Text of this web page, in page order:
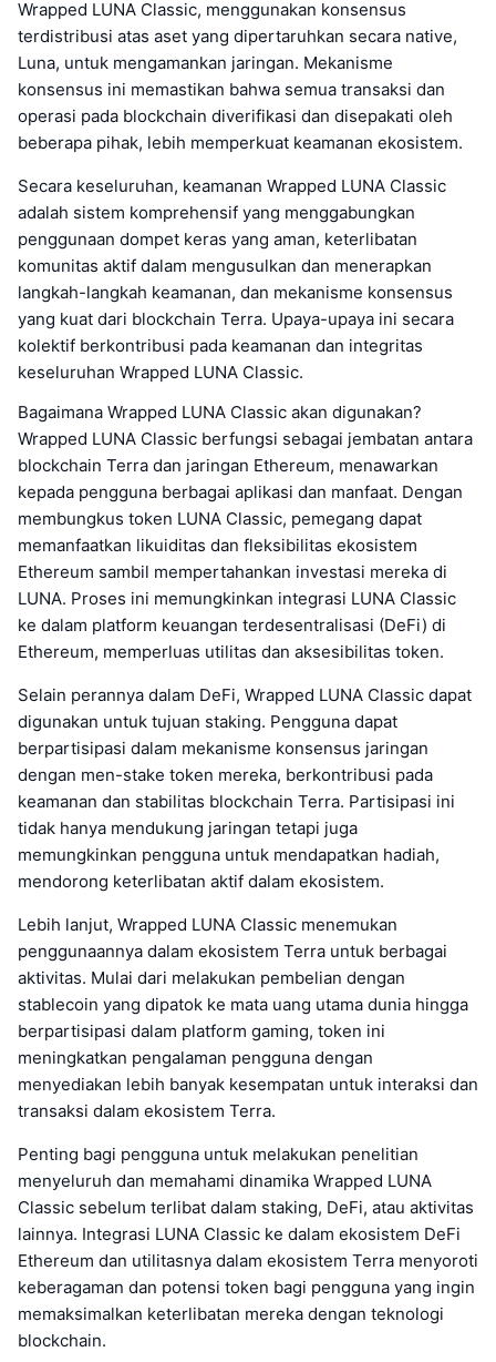
Wrapped LUNA Classic, menggunakan konsensus
terdistribusi atas aset yang dipertaruhkan secara native,
Luna, untuk mengamankan jaringan. Mekanisme
konsensus ini memastikan bahwa semua transaksi dan
operasi pada blockchain diverifikasi dan disepakati oleh
beberapa pihak, lebih memperkuat keamanan ekosistem.
Secara keseluruhan, keamanan Wrapped LUNA Classic
adalah sistem komprehensif yang menggabungkan
penggunaan dompet keras yang aman, keterlibatan
komunitas aktif dalam mengusulkan dan menerapkan
langkah-langkah keamanan, dan mekanisme konsensus
yang kuat dari blockchain Terra. Upaya-upaya ini secara
kolektif berkontribusi pada keamanan dan integritas
keseluruhan Wrapped LUNA Classic.
Bagaimana Wrapped LUNA Classic akan digunakan?
Wrapped LUNA Classic berfungsi sebagai jembatan antara
blockchain Terra dan jaringan Ethereum, menawarkan
kepada pengguna berbagai aplikasi dan manfaat. Dengan
membungkus token LUNA Classic, pemegang dapat
memanfaatkan likuiditas dan fleksibilitas ekosistem
Ethereum sambil mempertahankan investasi mereka di
LUNA. Proses ini memungkinkan integrasi LUNA Classic
ke dalam platform keuangan terdesentralisasi (DeFi) di
Ethereum, memperluas utilitas dan aksesibilitas token.
Selain perannya dalam DeFi, Wrapped LUNA Classic dapat
digunakan untuk tujuan staking. Pengguna dapat
berpartisipasi dalam mekanisme konsensus jaringan
dengan men-stake token mereka, berkontribusi pada
keamanan dan stabilitas blockchain Terra. Partisipasi ini
tidak hanya mendukung jaringan tetapi juga
memungkinkan pengguna untuk mendapatkan hadiah,
mendorong keterlibatan aktif dalam ekosistem.
Lebih lanjut, Wrapped LUNA Classic menemukan
penggunaannya dalam ekosistem Terra untuk berbagai
aktivitas. Mulai dari melakukan pembelian dengan
stablecoin yang dipatok ke mata uang utama dunia hingga
berpartisipasi dalam platform gaming, token ini
meningkatkan pengalaman pengguna dengan
menyediakan lebih banyak kesempatan untuk interaksi dan
transaksi dalam ekosistem Terra.
Penting bagi pengguna untuk melakukan penelitian
menyeluruh dan memahami dinamika Wrapped LUNA
Classic sebelum terlibat dalam staking, DeFi, atau aktivitas
lainnya. Integrasi LUNA Classic ke dalam ekosistem DeFi
Ethereum dan utilitasnya dalam ekosistem Terra menyoroti
keberagaman dan potensi token bagi pengguna yang ingin
memaksimalkan keterlibatan mereka dengan teknologi
blockchain.